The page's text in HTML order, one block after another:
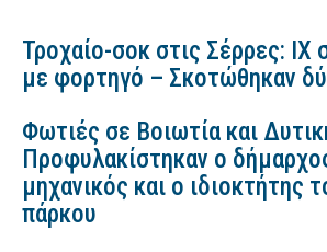
Τροχαίο-σοκ στις Σέρρες: ΙΧ
με φορτηγό – Σκοτώθηκαν
Φωτιές σε Βοιωτία και
Προφυλακίστηκαν ο
μηχανικός και ο ιδιοκτήτης
πάρκου